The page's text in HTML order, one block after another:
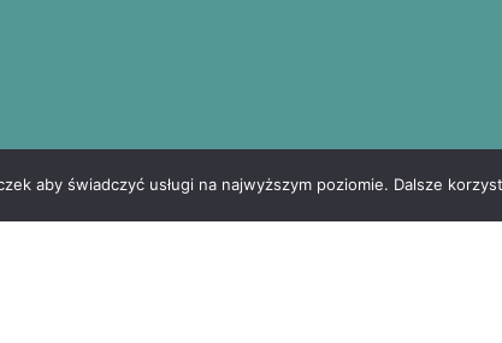
aby świadczyć usługi na najwyższym poziomie. Dalsze